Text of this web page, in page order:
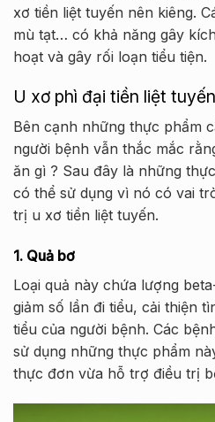
xơ tiền liệt tuyến nên kiêng.
mù tạt… có khả năng gây
hoạt và gây rối loạn tiểu tiện.
U xơ phì đại tiền liệt
Bên cạnh những thực phẩm
người bệnh vẫn thắc mắc
ăn gì ? Sau đây là những
có thể sử dụng vì nó có vai
trị u xơ tiền liệt tuyến.
1. Quả bơ
Loại quả này chứa lượng
giảm số lần đi tiểu, cải thiện
tiểu của người bệnh. Các
sử dụng những thực phẩm
thực đơn vừa hỗ trợ điều trị